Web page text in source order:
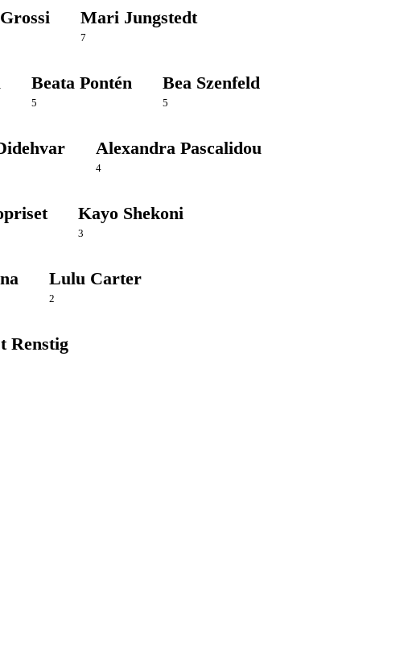
Mari Jungstedt
7
Beata Pontén
5
Bea Szenfeld
5
Alexandra Pascalidou
4
Kayo Shekoni
3
Lulu Carter
2
Renstig